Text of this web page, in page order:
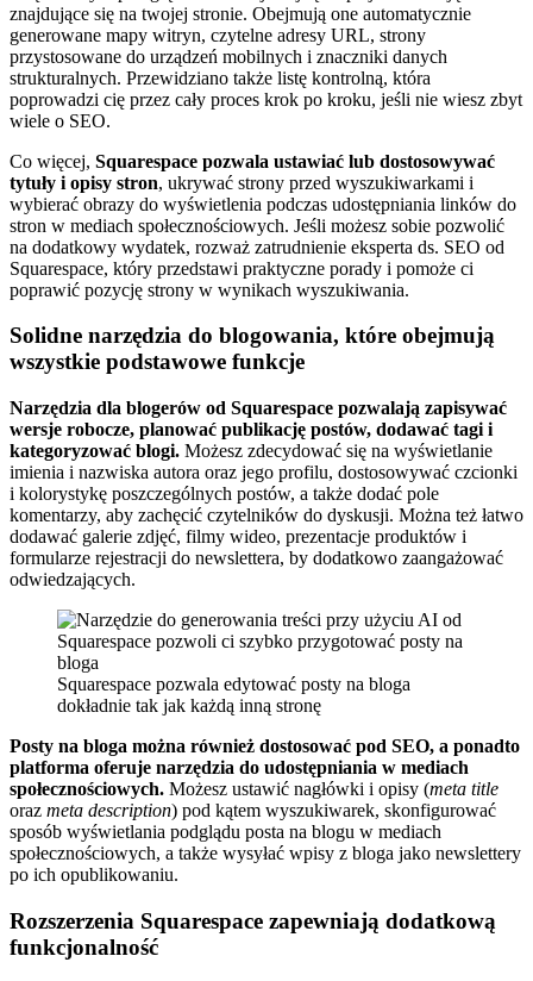
znajdujące się na twojej stronie. Obejmują one automatycznie
generowane mapy witryn, czytelne adresy URL, strony
przystosowane do urządzeń mobilnych i znaczniki danych
strukturalnych. Przewidziano także listę kontrolną, która
poprowadzi cię przez cały proces krok po kroku, jeśli nie wiesz zbyt
wiele o SEO.
Co więcej, Squarespace pozwala ustawiać lub dostosowywać
tytuły i opisy stron, ukrywać strony przed wyszukiwarkami i
wybierać obrazy do wyświetlenia podczas udostępniania linków do
stron w mediach społecznościowych. Jeśli możesz sobie pozwolić
na dodatkowy wydatek, rozważ zatrudnienie eksperta ds. SEO od
Squarespace, który przedstawi praktyczne porady i pomoże ci
poprawić pozycję strony w wynikach wyszukiwania.
Solidne narzędzia do blogowania, które obejmują
wszystkie podstawowe funkcje
Narzędzia dla blogerów od Squarespace pozwalają zapisywać
wersje robocze, planować publikację postów, dodawać tagi i
kategoryzować blogi. Możesz zdecydować się na wyświetlanie
imienia i nazwiska autora oraz jego profilu, dostosowywać czcionki
i kolorystykę poszczególnych postów, a także dodać pole
komentarzy, aby zachęcić czytelników do dyskusji. Można też łatwo
dodawać galerie zdjęć, filmy wideo, prezentacje produktów i
formularze rejestracji do newslettera, by dodatkowo zaangażować
odwiedzających.
Squarespace pozwala edytować posty na bloga
dokładnie tak jak każdą inną stronę
Posty na bloga można również dostosować pod SEO, a ponadto
platforma oferuje narzędzia do udostępniania w mediach
społecznościowych. Możesz ustawić nagłówki i opisy (meta title
oraz meta description) pod kątem wyszukiwarek, skonfigurować
sposób wyświetlania podglądu posta na blogu w mediach
społecznościowych, a także wysyłać wpisy z bloga jako newslettery
po ich opublikowaniu.
Rozszerzenia Squarespace zapewniają dodatkową
funkcjonalność